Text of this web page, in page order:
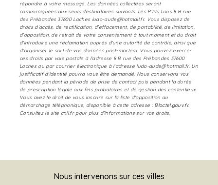
répondre à votre message. Les données collectées seront
communiquées aux seuls destinataires suivants: Les P’tits Lous 8 B rue
des Prébandes 37600 Loches ludo-aude@hotmail.fr. Vous disposez de
droits d’accès, de rectification, d’effacement, de portabilité, de limitation,
d’opposition, de retrait de votre consentement à tout moment et du droit
d’introduire une réclamation auprès d’une autorité de contrôle, ainsi que
d’organiser le sort de vos données post-mortem. Vous pouvez exercer
ces droits par voie postale à l'adresse 8 B rue des Prébandes 37600
Loches ou par courrier électronique à l'adresse ludo-aude@hotmail.fr. Un
justificatif d'identité pourra vous être demandé. Nous conservons vos
données pendant la période de prise de contact puis pendant la durée
de prescription légale aux fins probatoires et de gestion des contentieux.
Vous avez le droit de vous inscrire sur la liste d'opposition au
démarchage téléphonique, disponible à cette adresse : Bloctel.gouv.fr.
Consultez le site cnil.fr pour plus d’informations sur vos droits.
Nous intervenons sur ces villes